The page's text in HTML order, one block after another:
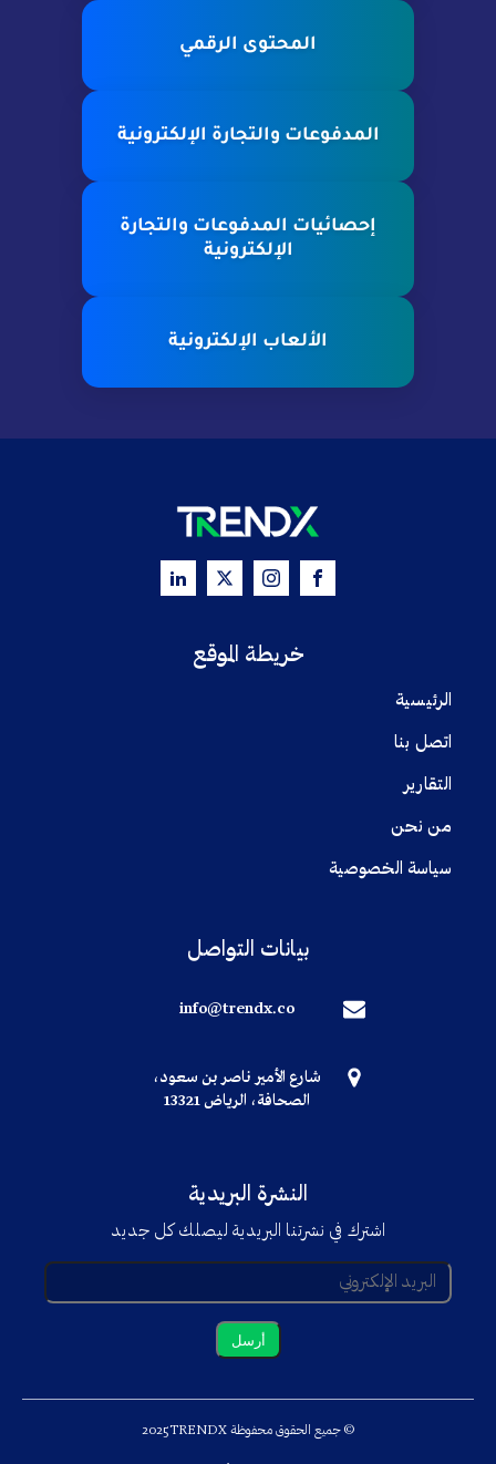
المحتوى الرقمي
المدفوعات والتجارة الإلكترونية
إحصائيات المدفوعات والتجارة
الإلكترونية
الألعاب الإلكترونية
خريطة الموقع
الرئيسية
اتصل بنا
التقارير
من نحن
سياسة الخصوصية
بيانات التواصل
info@trendx.co
شارع الأمير ناصر بن سعود،
الصحافة، الرياض 13321
النشرة البريدية
اشترك في نشرتنا البريدية ليصلك كل جديد
© جميع الحقوق محفوظة TRENDX 2025